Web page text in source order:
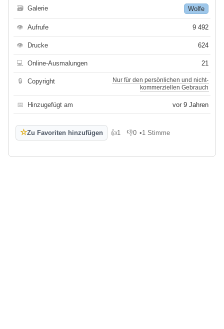
🗃 Galerie Wolfe
👁 Aufrufe 9 492
👁 Drucke 624
💻 Online-Ausmalungen 21
🔒 Copyright
Nur für den persönlichen und nicht-
kommerziellen Gebrauch
📅 Hinzugefügt am vor 9 Jahren
☆Zu Favoriten hinzufügen 👍1
Gefällt mir
👎0
Gefällt mir nicht
•1 Stimme